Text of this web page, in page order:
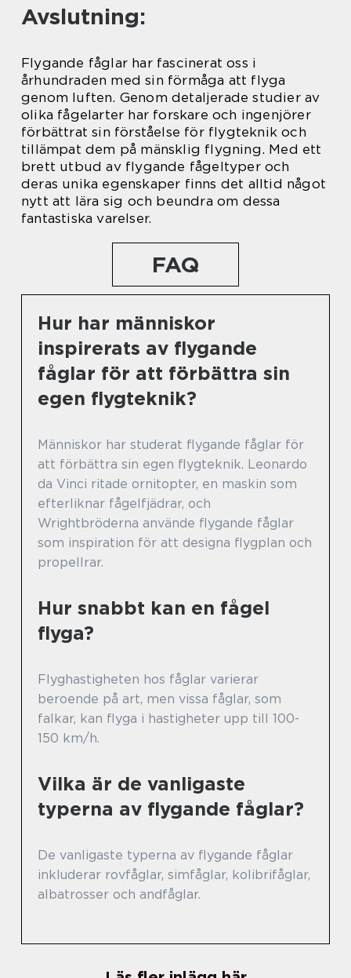
Avslutning:
Flygande fåglar har fascinerat oss i
århundraden med sin förmåga att flyga
genom luften. Genom detaljerade studier av
olika fågelarter har forskare och ingenjörer
förbättrat sin förståelse för flygteknik och
tillämpat dem på mänsklig flygning. Med ett
brett utbud av flygande fågeltyper och
deras unika egenskaper finns det alltid något
nytt att lära sig och beundra om dessa
fantastiska varelser.
FAQ
Hur har människor
inspirerats av flygande
fåglar för att förbättra sin
egen flygteknik?
Människor har studerat flygande fåglar för
att förbättra sin egen flygteknik. Leonardo
da Vinci ritade ornitopter, en maskin som
efterliknar fågelfjädrar, och
Wrightbröderna använde flygande fåglar
som inspiration för att designa flygplan och
propellrar.
Hur snabbt kan en fågel
flyga?
Flyghastigheten hos fåglar varierar
beroende på art, men vissa fåglar, som
falkar, kan flyga i hastigheter upp till 100-
150 km/h.
Vilka är de vanligaste
typerna av flygande fåglar?
De vanligaste typerna av flygande fåglar
inkluderar rovfåglar, simfåglar, kolibrifåglar,
albatrosser och andfåglar.